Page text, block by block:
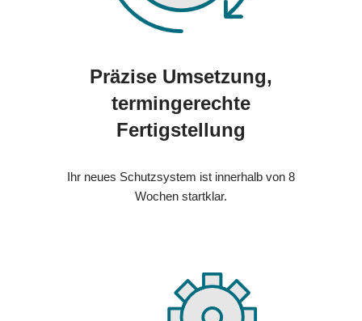
Präzise Umsetzung,
termingerechte
Fertigstellung
Ihr neues Schutzsystem ist innerhalb von 8
Wochen startklar.